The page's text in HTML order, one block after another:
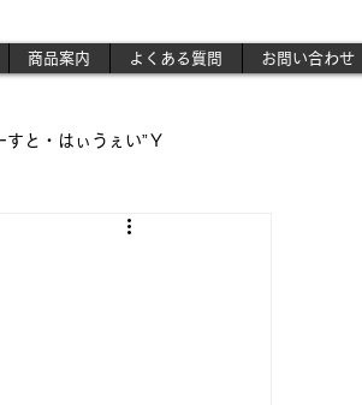
商品案内 よくある質問 お問い合わせ
すと・はぃうぇい”Ｙ